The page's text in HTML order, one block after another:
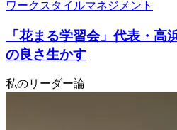
ワークスタイルマネジメント
「花まる学習会」代表・
の良さ生かす
私のリーダー論